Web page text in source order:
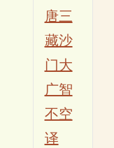
唐三
藏沙
门大
广智
不空
译